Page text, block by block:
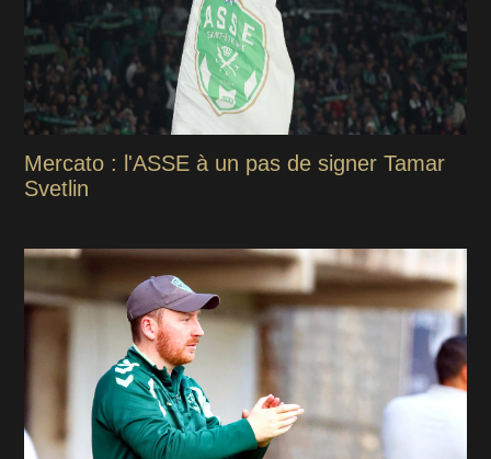
Mercato : l'ASSE à un pas de signer Tamar
Svetlin